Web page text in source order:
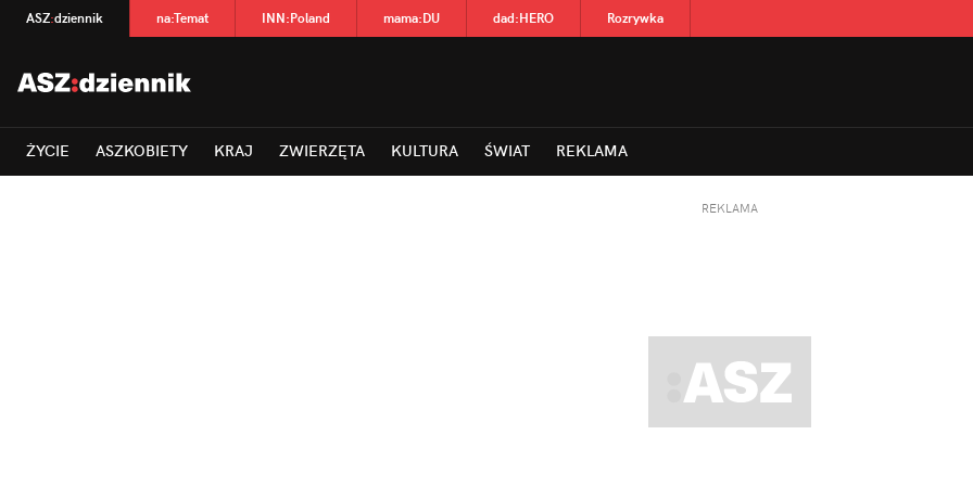
ASZ:dziennik na:Temat INN:Poland mama:DU dad:HERO Rozrywka
ŻYCIE ASZKOBIETY KRAJ ZWIERZĘTA KULTURA ŚWIAT REKLAMA
REKLAMA